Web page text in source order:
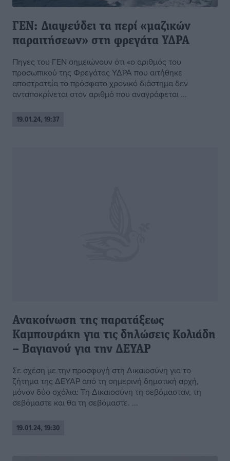
ΓΕΝ: Διαψεύδει τα περί «μαζικών
παραιτήσεων» στη φρεγάτα ΥΔΡΑ
Πηγές του ΓΕΝ σημειώνουν ότι «ο αριθμός του
προσωπικού της Φρεγάτας ΥΔΡΑ που αιτήθηκε
αποστρατεία το πρόσφατο χρονικό διάστημα δεν
ανταποκρίνεται στον αριθμό που αναγράφεται ...
19.01.24, 19:37
Ανακοίνωση της παρατάξεως
Καμπουράκη για τις δηλώσεις Κολιάδη
– Βαγιανού για την ΔΕΥΑΡ
Σε σχέση με την προσφυγή στη Δικαιοσύνη για το
ζήτημα της ΔΕΥΑΡ από τη σημερινή δημοτική αρχή,
μόνον δύο σχόλια: Τη Δικαιοσύνη τη σεβόμασταν, τη
σεβόμαστε και θα τη σεβόμαστε. ...
19.01.24, 19:30